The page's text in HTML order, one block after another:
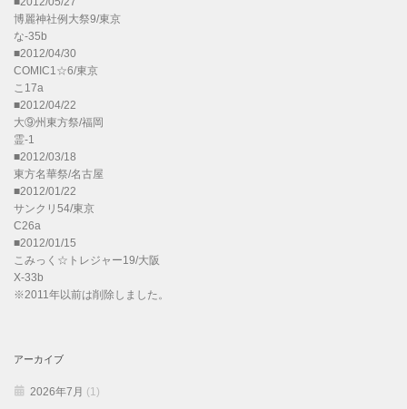
博麗神社例大祭9/東京
な-35b
■2012/04/30
COMIC1☆6/東京
こ17a
■2012/04/22
大⑨州東方祭/福岡
霊-1
■2012/03/18
東方名華祭/名古屋
■2012/01/22
サンクリ54/東京
C26a
■2012/01/15
こみっく☆トレジャー19/大阪
X-33b
※2011年以前は削除しました。
アーカイブ
2026年7月 (1)